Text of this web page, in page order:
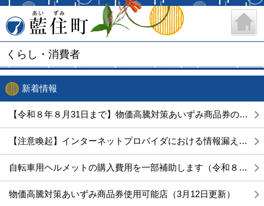
藍住町
くらし・消費者
新着情報
【令和８年８月31日まで】物価高騰対策あいずみ商品券の購入・使用について
【注意喚起】インターネットプロバイダにおける情報漏えい事案への対応について
自転車用ヘルメットの購入費用を一部補助します（令和８年度）～65歳以上の方又は16歳以上18歳以下の方対象～
物価高騰対策あいずみ商品券使用可能店（3月12日更新）